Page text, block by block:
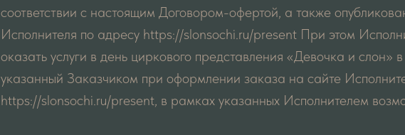
соответствии с настоящим Договором-офертой, а также
Исполнителя по адресу https://slonsochi.ru/present При этом
оказать услуги в день циркового представления «Девочка и
указанный Заказчиком при оформлении заказа на сайте
https://slonsochi.ru/present, в рамках указанных Исполнителем